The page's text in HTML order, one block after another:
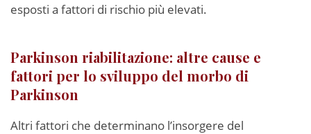
esposti a fattori di rischio più elevati.
Parkinson riabilitazione: altre cause e
fattori per lo sviluppo del morbo di
Parkinson
Altri fattori che determinano l’insorgere del